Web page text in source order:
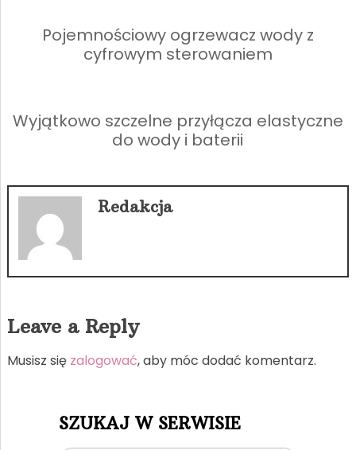
Pojemnościowy ogrzewacz wody z
cyfrowym sterowaniem
Wyjątkowo szczelne przyłącza elastyczne
do wody i baterii
Redakcja
Leave a Reply
Musisz się zalogować, aby móc dodać komentarz.
SZUKAJ W SERWISIE